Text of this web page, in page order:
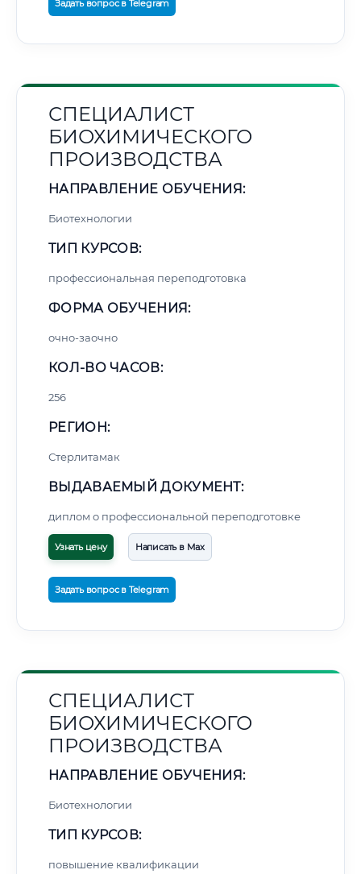
Задать вопрос в Telegram
СПЕЦИАЛИСТ
БИОХИМИЧЕСКОГО
ПРОИЗВОДСТВА
НАПРАВЛЕНИЕ ОБУЧЕНИЯ:
Биотехнологии
ТИП КУРСОВ:
профессиональная переподготовка
ФОРМА ОБУЧЕНИЯ:
очно-заочно
КОЛ-ВО ЧАСОВ:
256
РЕГИОН:
Стерлитамак
ВЫДАВАЕМЫЙ ДОКУМЕНТ:
диплом о профессиональной переподготовке
Узнать цену Написать в Max
Задать вопрос в Telegram
СПЕЦИАЛИСТ
БИОХИМИЧЕСКОГО
ПРОИЗВОДСТВА
НАПРАВЛЕНИЕ ОБУЧЕНИЯ:
Биотехнологии
ТИП КУРСОВ:
повышение квалификации